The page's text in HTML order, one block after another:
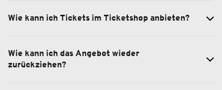
Wie kann ich Tickets im Ticketshop anbieten?
Wie kann ich das Angebot wieder
zurückziehen?